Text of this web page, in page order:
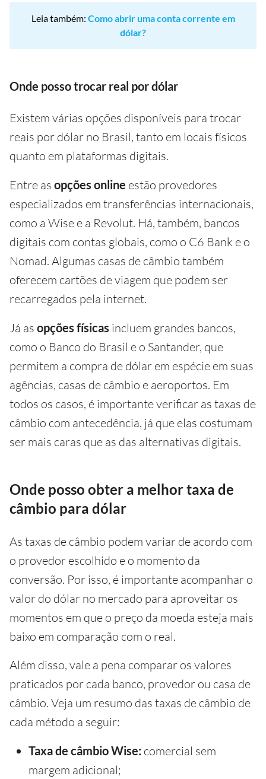
Leia também: Como abrir uma conta corrente em
dólar?
Onde posso trocar real por dólar
Existem várias opções disponíveis para trocar
reais por dólar no Brasil, tanto em locais físicos
quanto em plataformas digitais.
Entre as opções online estão provedores
especializados em transferências internacionais,
como a Wise e a Revolut. Há, também, bancos
digitais com contas globais, como o C6 Bank e o
Nomad. Algumas casas de câmbio também
oferecem cartões de viagem que podem ser
recarregados pela internet.
Já as opções físicas incluem grandes bancos,
como o Banco do Brasil e o Santander, que
permitem a compra de dólar em espécie em suas
agências, casas de câmbio e aeroportos. Em
todos os casos, é importante verificar as taxas de
câmbio com antecedência, já que elas costumam
ser mais caras que as das alternativas digitais.
Onde posso obter a melhor taxa de
câmbio para dólar
As taxas de câmbio podem variar de acordo com
o provedor escolhido e o momento da
conversão. Por isso, é importante acompanhar o
valor do dólar no mercado para aproveitar os
momentos em que o preço da moeda esteja mais
baixo em comparação com o real.
Além disso, vale a pena comparar os valores
praticados por cada banco, provedor ou casa de
câmbio. Veja um resumo das taxas de câmbio de
cada método a seguir:
Taxade câmbio Wise: comercial sem
margem adicional;